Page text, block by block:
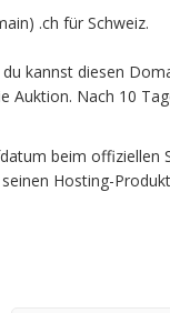
.ch für Schweiz.
kannst diesen
Auktion. Nach 10
beim offiziellen
Hosting-